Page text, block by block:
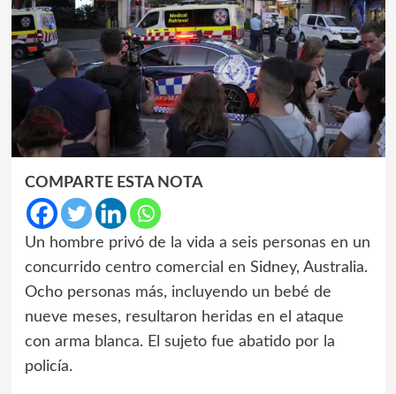
COMPARTE ESTA NOTA
Un hombre privó de la vida a seis personas en un
concurrido centro comercial en Sidney, Australia.
Ocho personas más, incluyendo un bebé de
nueve meses, resultaron heridas en el ataque
con arma blanca. El sujeto fue abatido por la
policía.